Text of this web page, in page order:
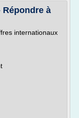
à
internationaux